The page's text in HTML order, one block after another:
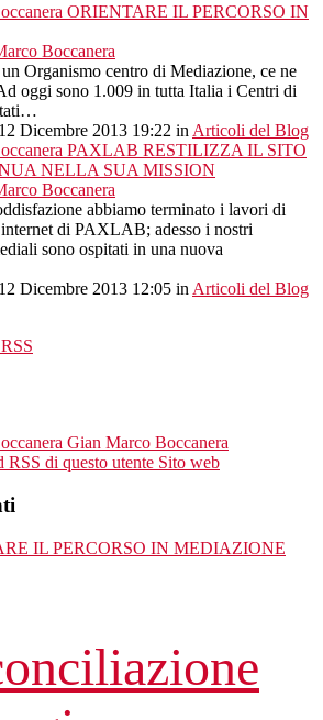
ORIENTARE IL PERCORSO IN
Boccanera
Organismo centro di Mediazione, ce ne
oggi sono 1.009 in tutta Italia i Centri di
Dicembre 2013 19:22 in Articoli del Blog
PAXLAB RESTILIZZA IL SITO
NELLA SUA MISSION
Boccanera
abbiamo terminato i lavori di
di PAXLAB; adesso i nostri
sono ospitati in una nuova
Dicembre 2013 12:05 in Articoli del Blog
Gian Marco Boccanera
RSS di questo utente Sito web
IL PERCORSO IN MEDIAZIONE